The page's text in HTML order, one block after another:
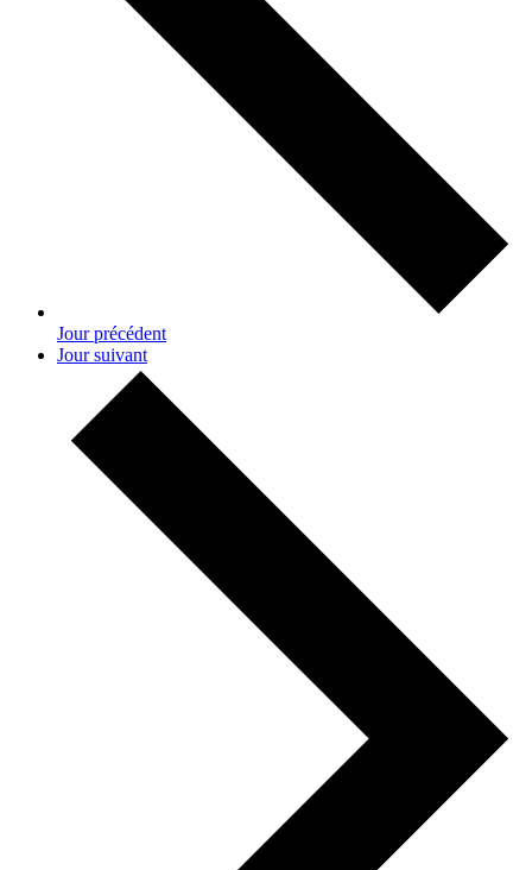
Jour précédent
Jour suivant